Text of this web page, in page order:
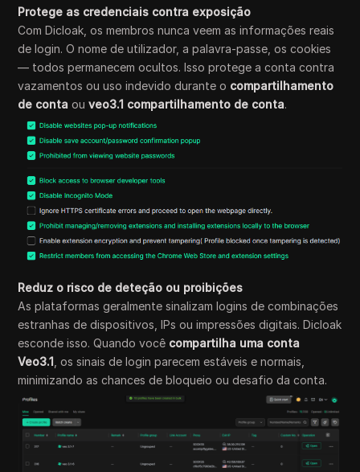
Protege as credenciais contra exposição
Com Dicloak, os membros nunca veem as informações reais
de login. O nome de utilizador, a palavra-passe, os cookies
— todos permanecem ocultos. Isso protege a conta contra
vazamentos ou uso indevido durante o compartilhamento
de conta ouveo3.1 compartilhamento de conta.
Reduz o risco de deteção ou proibições
As plataformas geralmente sinalizam logins de combinações
estranhas de dispositivos, IPs ou impressões digitais. Dicloak
esconde isso. Quando você compartilha uma conta
Veo3.1 , os sinais de login parecem estáveis e normais,
minimizando as chances de bloqueio ou desafio da conta.